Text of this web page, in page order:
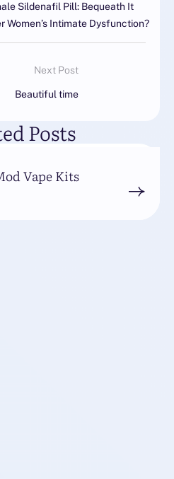
Sildenafil Pill: Bequeath It
Women’s Intimate Dysfunction?
Next Post
Beautiful time
Posts
Vape Kits